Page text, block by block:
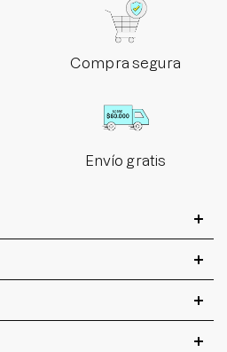
Compra segura
Envío gratis